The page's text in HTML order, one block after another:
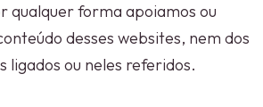
qualquer forma apoiamos ou
desses websites, nem dos
ligados ou neles referidos.